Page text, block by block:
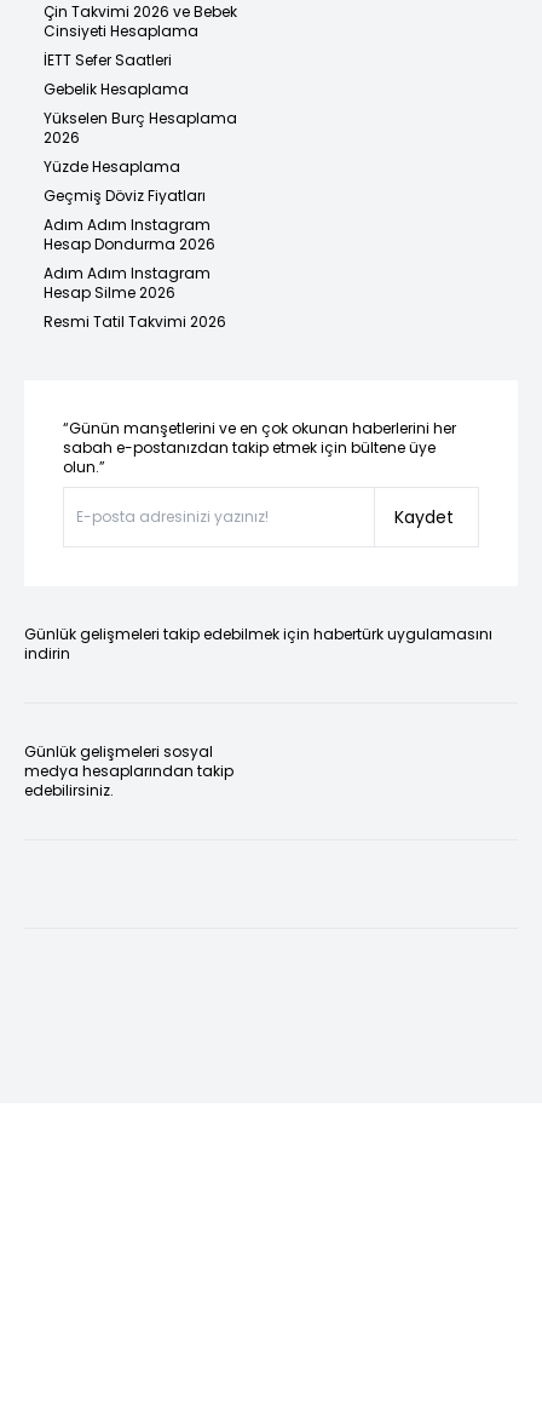
Çin Takvimi 2026 ve Bebek
Cinsiyeti Hesaplama
İETT Sefer Saatleri
Gebelik Hesaplama
Yükselen Burç Hesaplama
2026
Yüzde Hesaplama
Geçmiş Döviz Fiyatları
Adım Adım Instagram
Hesap Dondurma 2026
Adım Adım Instagram
Hesap Silme 2026
Resmi Tatil Takvimi 2026
“Günün manşetlerini ve en çok okunan haberlerini her
sabah e-postanızdan takip etmek için bültene üye
olun.”
Kaydet
Günlük gelişmeleri takip edebilmek için habertürk uygulamasını
indirin
Günlük gelişmeleri sosyal
medya hesaplarından takip
edebilirsiniz.